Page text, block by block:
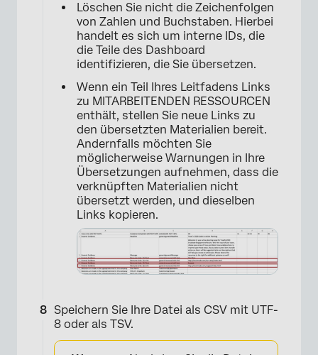
×
Löschen Sie nicht die Zeichenfolgen
von Zahlen und Buchstaben. Hierbei
handelt es sich um interne IDs, die
die Teile des Dashboard
identifizieren, die Sie übersetzen.
Wenn ein Teil Ihres Leitfadens Links
zu MITARBEITENDEN RESSOURCEN
enthält, stellen Sie neue Links zu
den übersetzten Materialien bereit.
Andernfalls möchten Sie
möglicherweise Warnungen in Ihre
Übersetzungen aufnehmen, dass die
verknüpften Materialien nicht
übersetzt werden, und dieselben
Links kopieren.
Speichern Sie Ihre Datei als CSV mit UTF-
8 oder als TSV.